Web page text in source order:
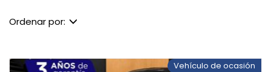
Ordenar por:
Vehículo de ocasión